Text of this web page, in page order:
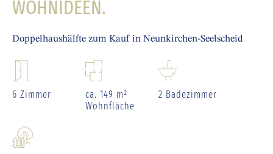
WOHNIDEEN.
Doppelhaushälfte zum Kauf in Neunkirchen-Seelscheid
6 Zimmer
ca. 149 m²
Wohnfläche
2 Badezimmer